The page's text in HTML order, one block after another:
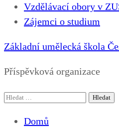
Vzdělávací obory v
Zájemci o studium
Základní umělecká škola
Příspěvková organizace
Vyhledávání
Domů